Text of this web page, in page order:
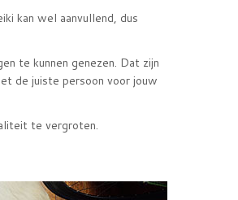
kan wel aanvullend, dus
te kunnen genezen. Dat zijn
de juiste persoon voor jouw
te vergroten.